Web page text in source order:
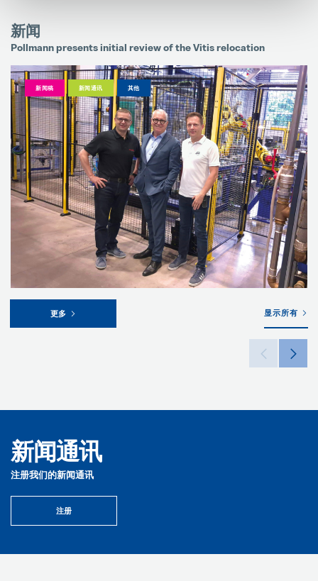
新闻
Pollmann presents initial review of the Vitis relocation
更多
新闻稿 新闻通讯 其他
显示所有
新闻通讯
注册我们的新闻通讯
注册